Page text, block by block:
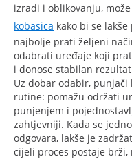
izradi i oblikovanju,
kobasica kako bi se
najbolje prati željeni
odabrati uređaje koji
i donose stabilan
Uz dobar odabir,
rutine: pomažu održati
punjenjem i
zahtjevniji. Kada se
odgovara, lakše je
cijeli proces postaje